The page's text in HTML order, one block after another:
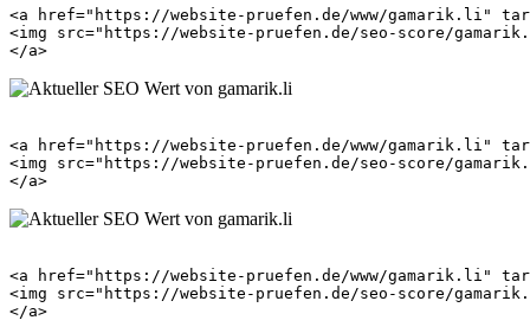
<a href="https://website-pruefen.de/www/gamarik.li"
<img src="https://website-pruefen.de/seo-score/
<a href="https://website-pruefen.de/www/gamarik.li"
<img src="https://website-pruefen.de/seo-score/
<a href="https://website-pruefen.de/www/gamarik.li"
<img src="https://website-pruefen.de/seo-score/